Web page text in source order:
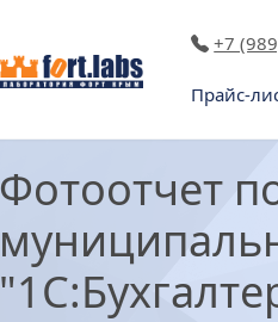
+7
Прайс-
Фотоотчет